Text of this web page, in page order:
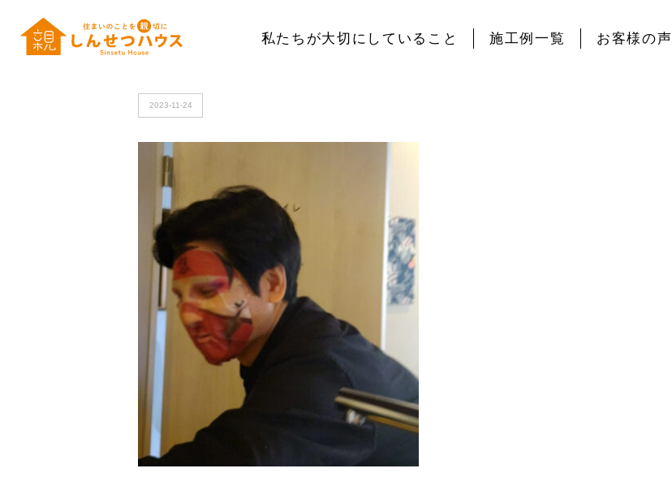
私たちが大切にしていること 施工例一覧 お客様の声
HOME >c231109_113718_sh_exported_69305-886x1024_
2023-11-24